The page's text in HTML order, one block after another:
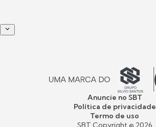
Anuncie no SBT
Política de privacidade
Termo de uso
SBT Copyright © 2026